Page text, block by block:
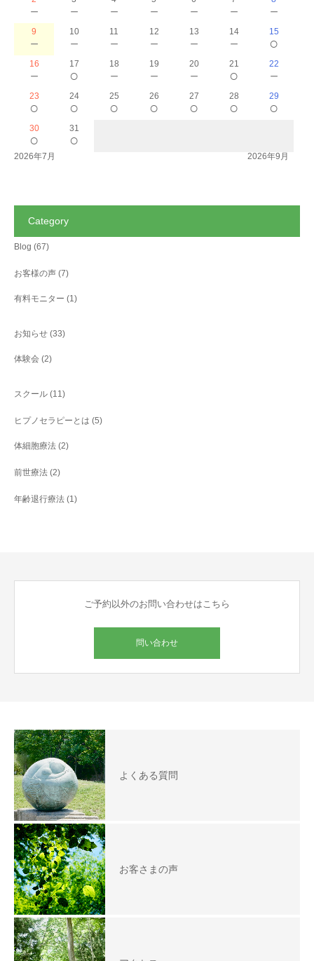
－ － － － － － －
9
－
10
－
11
－
12
－
13
－
14
－
15
○
16
－
17
○
18
－
19
－
20
－
21
○
22
－
23
○
24
○
25
○
26
○
27
○
28
○
29
○
30
○
31
○
2026年7月 2026年9月
Category
Blog (67)
お客様の声 (7)
有料モニター (1)
お知らせ (33)
体験会 (2)
スクール (11)
ヒプノセラピーとは (5)
体細胞療法 (2)
前世療法 (2)
年齢退行療法 (1)
ご予約以外のお問い合わせはこちら
問い合わせ
よくある質問
お客さまの声